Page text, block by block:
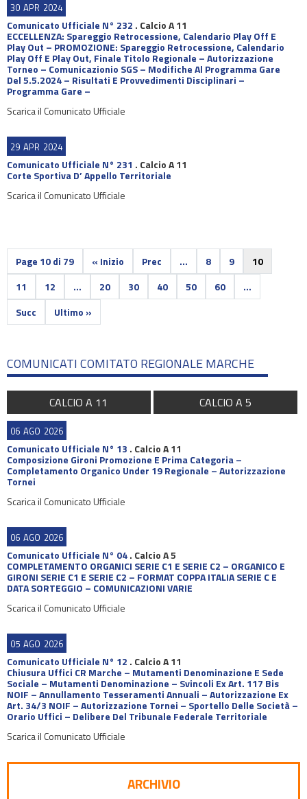
30 APR 2024
Comunicato Ufficiale N° 232 . Calcio A 11
ECCELLENZA: Spareggio Retrocessione, Calendario Play Off E
Play Out – PROMOZIONE: Spareggio Retrocessione, Calendario
Play Off E Play Out, Finale Titolo Regionale – Autorizzazione
Torneo – Comunicazionio SGS – Modifiche Al Programma Gare
Del 5.5.2024 – Risultati E Provvedimenti Disciplinari –
Programma Gare –
Scarica il Comunicato Ufficiale
29 APR 2024
Comunicato Ufficiale N° 231 . Calcio A 11
Corte Sportiva D’ Appello Territoriale
Scarica il Comunicato Ufficiale
Page 10 di 79 « Inizio Prec ... 8 9
10
11
12 ... 20 30 40 50 60
...
Succ
Ultimo »
COMUNICATI COMITATO REGIONALE MARCHE
CALCIO A 11 CALCIO A 5
06 AGO 2026
Comunicato Ufficiale N° 13 . Calcio A 11
Composizione Gironi Promozione E Prima Categoria –
Completamento Organico Under 19 Regionale – Autorizzazione
Tornei
Scarica il Comunicato Ufficiale
06 AGO 2026
Comunicato Ufficiale N° 04. Calcio A 5
COMPLETAMENTO ORGANICI SERIE C1 E SERIE C2 – ORGANICO E
GIRONI SERIE C1 E SERIE C2 – FORMAT COPPA ITALIA SERIE C E
DATA SORTEGGIO – COMUNICAZIONI VARIE
Scarica il Comunicato Ufficiale
05 AGO 2026
Comunicato Ufficiale N° 12 . Calcio A 11
Chiusura Uffici CR Marche – Mutamenti Denominazione E Sede
Sociale – Mutamenti Denominazione – Svincoli Ex Art. 117 Bis
NOIF – Annullamento Tesseramenti Annuali – Autorizzazione Ex
Art. 34/3 NOIF – Autorizzazione Tornei – Sportello Delle Società –
Orario Uffici – Delibere Del Tribunale Federale Territoriale
Scarica il Comunicato Ufficiale
ARCHIVIO